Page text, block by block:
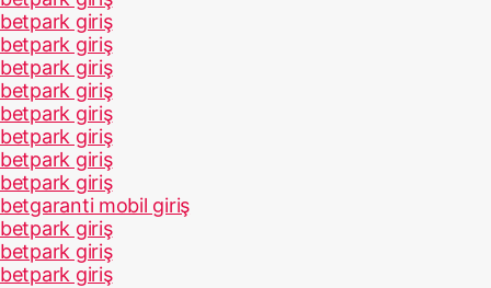
betpark giriş
betpark giriş
betpark giriş
betpark giriş
betpark giriş
betpark giriş
betpark giriş
betpark giriş
betgaranti mobil giriş
betpark giriş
betpark giriş
betpark giriş